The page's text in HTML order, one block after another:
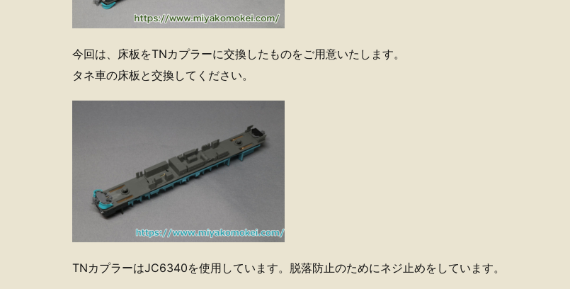
今回は、床板をTNカプラーに交換したものをご用意いたします。
タネ車の床板と交換してください。
TNカプラーはJC6340を使用しています。脱落防止のためにネジ止めをしています。